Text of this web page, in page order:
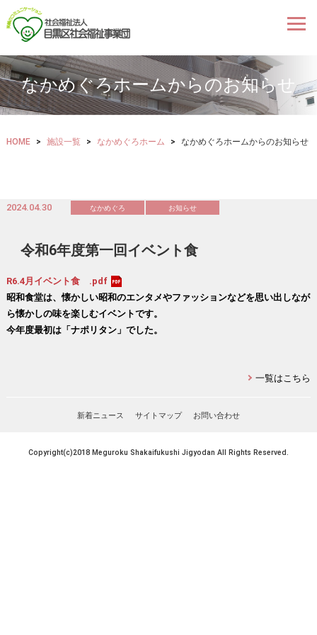
なかめぐろホームからのお知らせ
HOME > 施設一覧 > なかめぐろホーム > なかめぐろホームからのお知らせ
2024.04.30 なかめぐろ お知らせ
令和6年度第一回イベント食
R6.4月イベント食 .pdf
昭和食堂は、懐かしい昭和のエンタメやファッションなどを思い出しなが
ら懐かしの味を楽しむイベントです。
今年度最初は「ナポリタン」でした。
一覧はこちら
新着ニュース サイトマップ お問い合わせ
Copyright(c)2018 Meguroku Shakaifukushi Jigyodan All Rights Reserved.